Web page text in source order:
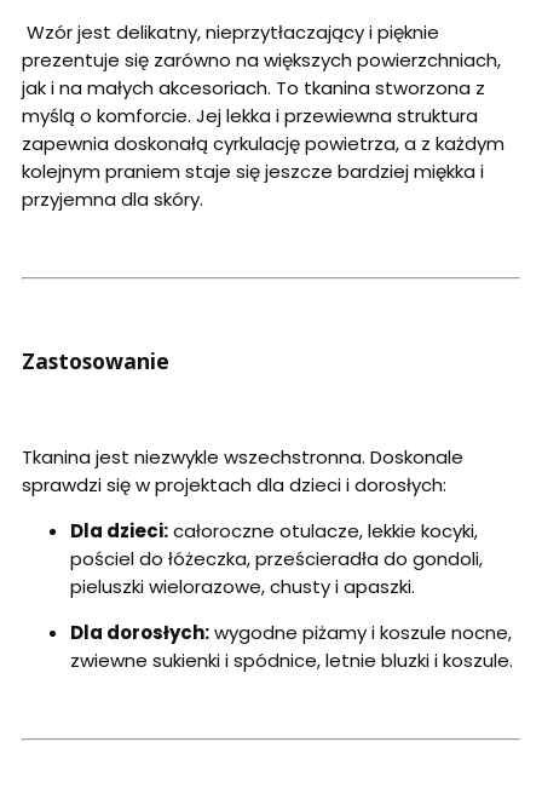
Wzór jest delikatny, nieprzytłaczający i pięknie
prezentuje się zarówno na większych powierzchniach,
jak i na małych akcesoriach. To tkanina stworzona z
myślą o komforcie. Jej lekka i przewiewna struktura
zapewnia doskonałą cyrkulację powietrza, a z każdym
kolejnym praniem staje się jeszcze bardziej miękka i
przyjemna dla skóry.
Zastosowanie
Tkanina jest niezwykle wszechstronna. Doskonale
sprawdzi się w projektach dla dzieci i dorosłych:
Dla dzieci:całoroczne otulacze, lekkie kocyki,
pościel do łóżeczka, prześcieradła do gondoli,
pieluszki wielorazowe, chusty i apaszki.
Dla dorosłych:wygodne piżamy i koszule nocne,
zwiewne sukienki i spódnice, letnie bluzki i koszule.